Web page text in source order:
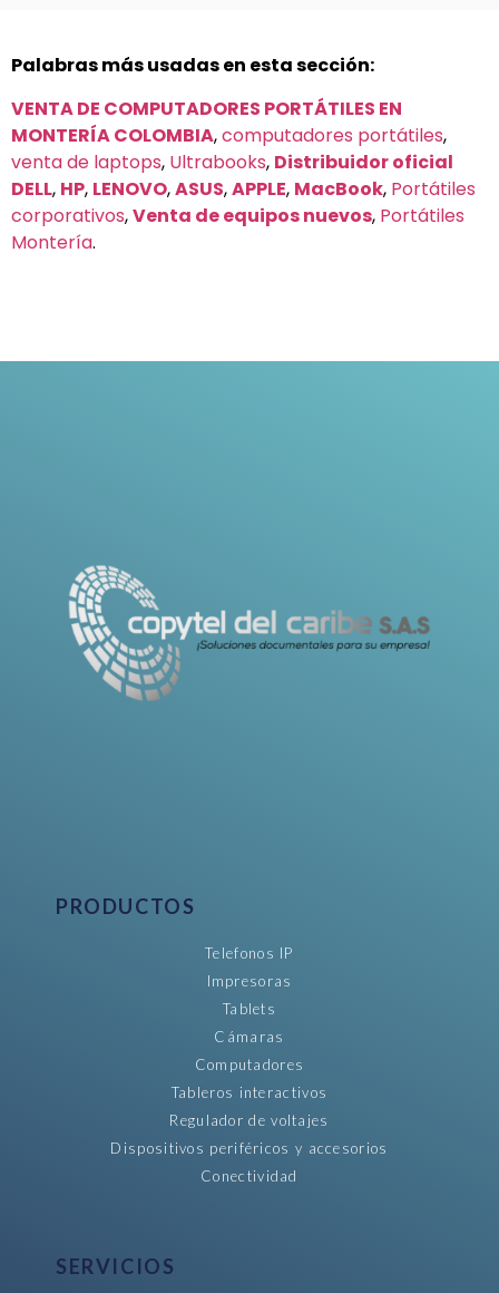
Palabras más usadas en esta sección:
VENTA DE COMPUTADORES PORTÁTILES EN
MONTERÍA COLOMBIA,computadores portátiles,
venta de laptops, Ultrabooks, Distribuidor oficial
DELL, HP, LENOVO,ASUS,APPLE, MacBook, Portátiles
corporativos,Venta de equipos nuevos, Portátiles
Montería.
PRODUCTOS
Telefonos IP
Impresoras
Tablets
Cámaras
Computadores
Tableros interactivos
Regulador de voltajes
Dispositivos periféricos y accesorios
Conectividad
SERVICIOS